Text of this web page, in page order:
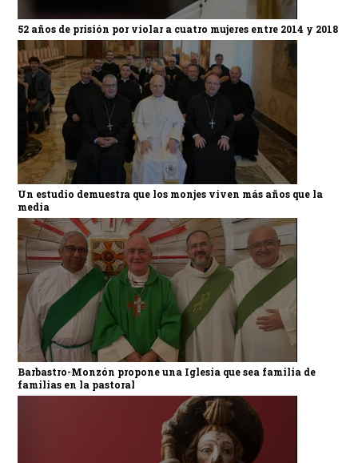
52 años de prisión por violar a cuatro mujeres entre 2014 y 2018
Un estudio demuestra que los monjes viven más años que la
media
Barbastro-Monzón propone una Iglesia que sea familia de
familias en la pastoral